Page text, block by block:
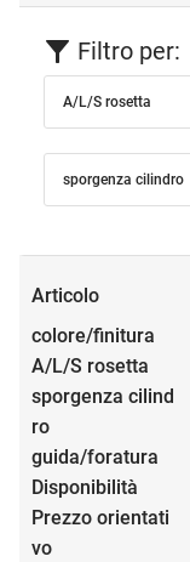
Filtro per:
A/L/S rosetta
sporgenza cilindro